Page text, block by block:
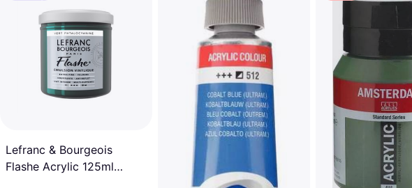
Lefranc & Bourgeois
Flashe Acrylic 125ml